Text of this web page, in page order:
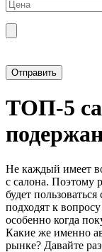
ТОП-5
Не каждый имеет
с салона. Поэтому
будет
подходят к
особенно когда
Какие же именно
рынке? Давайте